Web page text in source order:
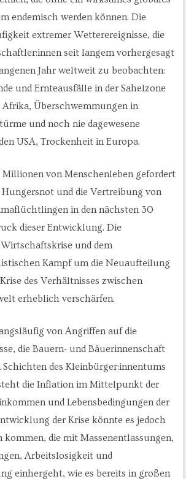
endemisch werden können. Die
extremer Wetterereignisse, die
seit langem vorhergesagt
Jahr weltweit zu beobachten:
und Ernteausfälle in der Sahelzone
Überschwemmungen in
und noch nie dagewesene
USA, Trockenheit in Europa.
Millionen von Menschenleben gefordert
Hungersnot und die Vertreibung von
in den nächsten 30
dieser Entwicklung. Die
und dem
Kampf um die Neuaufteilung
des Verhältnisses zwischen
erheblich verschärfen.
von Angriffen auf die
die Bauern- und Bäuerinnenschaft
Schichten des Kleinbürger:innentums
die Inflation im Mittelpunkt der
und Lebensbedingungen der
der Krise könnte es jedoch
die mit Massenentlassungen,
Arbeitslosigkeit und
einhergeht, wie es bereits in großen